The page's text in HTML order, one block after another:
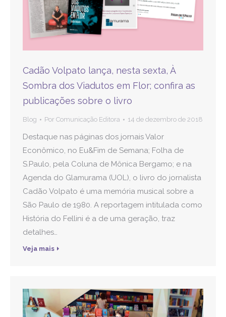
Cadão Volpato lança, nesta sexta, À
Sombra dos Viadutos em Flor; confira as
publicações sobre o livro
Blog Por Comunicação Editora 14 de dezembro de 2018
Destaque nas páginas dos jornais Valor
Econômico, no Eu&Fim de Semana; Folha de
S.Paulo, pela Coluna de Mônica Bergamo; e na
Agenda do Glamurama (UOL), o livro do jornalista
Cadão Volpato é uma memória musical sobre a
São Paulo de 1980. A reportagem intitulada como
História do Fellini é a de uma geração, traz
detalhes…
Veja mais